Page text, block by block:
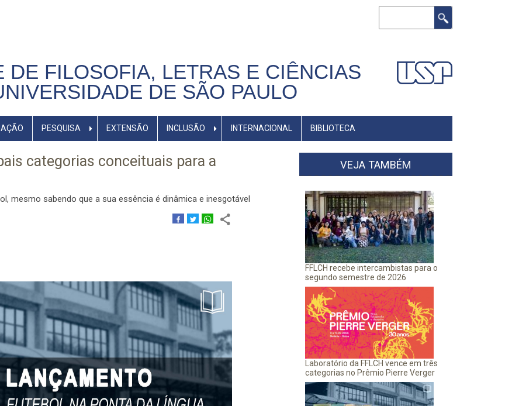
DE FILOSOFIA, LETRAS E CIÊNCIAS
DE SÃO PAULO
PESQUISA EXTENSÃO INCLUSÃO INTERNACIONAL BIBLIOTECA
categorias conceituais para a
mesmo sabendo que a sua essência é dinâmica e inesgotável
VEJA TAMBÉM
FFLCH recebe intercambistas para o
segundo semestre de 2026
Laboratório da FFLCH vence em três
categorias no Prêmio Pierre Verger